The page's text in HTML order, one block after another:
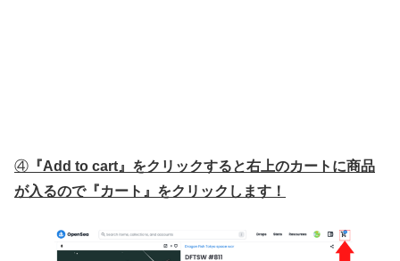
④ 『Add to cart』をクリックすると右上のカートに商品
が入るので『カート』をクリックします！